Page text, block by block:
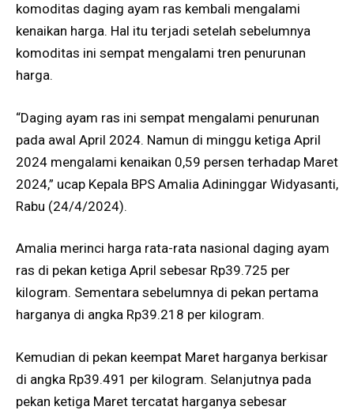
komoditas daging ayam ras kembali mengalami
kenaikan harga. Hal itu terjadi setelah sebelumnya
komoditas ini sempat mengalami tren penurunan
harga.
“Daging ayam ras ini sempat mengalami penurunan
pada awal April 2024. Namun di minggu ketiga April
2024 mengalami kenaikan 0,59 persen terhadap Maret
2024,” ucap Kepala BPS Amalia Adininggar Widyasanti,
Rabu (24/4/2024).
Amalia merinci harga rata-rata nasional daging ayam
ras di pekan ketiga April sebesar Rp39.725 per
kilogram. Sementara sebelumnya di pekan pertama
harganya di angka Rp39.218 per kilogram.
Kemudian di pekan keempat Maret harganya berkisar
di angka Rp39.491 per kilogram. Selanjutnya pada
pekan ketiga Maret tercatat harganya sebesar